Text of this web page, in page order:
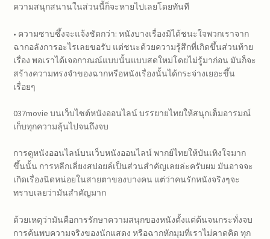
ความสนุกสนานในส่วนนี้ก็จะหายไปเลยโดยทันที
• ความซาบซึ้งจะแจ้งชัดกว่า: หนังบางเรื่องมิได้ชนะใจพวกเราจาก
ฉากอลังการอะไรเลยขอรับ แต่ชนะด้วยความรู้สึกที่เกิดขึ้นส่วนท้าย
เรื่อง พอเราได้เจอกาณณ์แบบนั้นแบบสดใหม่โดยไม่รู้มาก่อน มันก็จะ
สร้างความทรงจำของฉากหรือหนังเรื่องนั้นได้กระจ่างเยอะขึ้น
เรื่อยๆ
037movie บนเว็บไซต์หนังออนไลน์ บรรยายไทยให้สนุกเต็มอารมณ์
เก็บทุกความลุ้นไปจนถึงจบ
การดูหนังออนไลน์บนเว็บหนังออนไลน์ พากย์ไทยให้บันเทิงใจมาก
ขึ้นนั้น การหลีกเลี่ยงสปอยล์เป็นส่วนสำคัญเลยล่ะครับผม มันอาจจะ
เกิดเรื่องนิดหน่อยในสายตาของบางคน แต่ว่าคนรักหนังจริงๆจะ
ทราบเลยว่ามันสำคัญมาก
ด้วยเหตุว่ามันคือการรักษาความสนุกของหนังตั้งแต่ต้นจนกระทั่งจบ
การค้นพบความจริงของนักแสดง หรือฉากหักมุมที่เราไม่คาดคิด ทุก